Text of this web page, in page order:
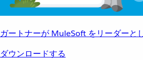
ガートナーが MuleSoft をリーダーと
ダウンロードする